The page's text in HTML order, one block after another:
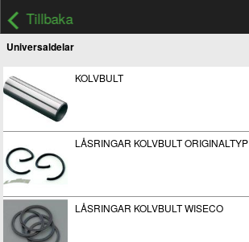
Tillbaka
Universaldelar
KOLVBULT
LÅSRINGAR KOLVBULT ORIGINALTYP
LÅSRINGAR KOLVBULT WISECO